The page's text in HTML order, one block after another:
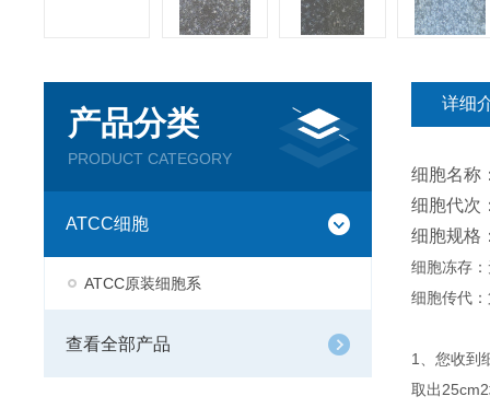
产品分类
PRODUCT CATEGORY
ATCC细胞
ATCC原装细胞系
查看全部产品
详细
细胞名称
细胞代次
细胞规格
细胞冻存
细胞传代
1、您收到
取出